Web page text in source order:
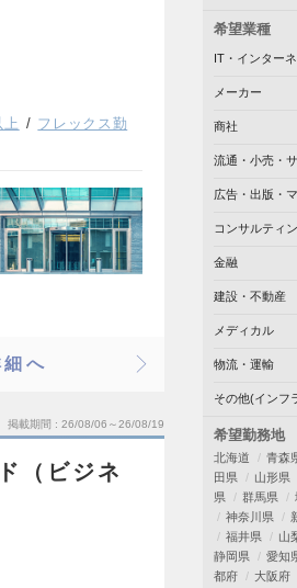
上
フレックス勤
細へ
掲載期間 26/08/06～26/08/19
（ビジネ
希望業種
IT・インター
メーカー
商社
流通・小売・
広告・出版・
コンサルティ
金融
建設・不動産
メディカル
物流・運輸
その他(インフ
希望勤務地
北海道 青森
田県
山形県
県
群馬県
神奈川県
福井県
山
静岡県
愛知
都府
大阪府